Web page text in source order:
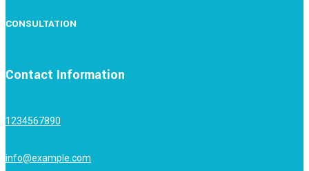
CONSULTATION
Contact Information
1234567890
info@example.com